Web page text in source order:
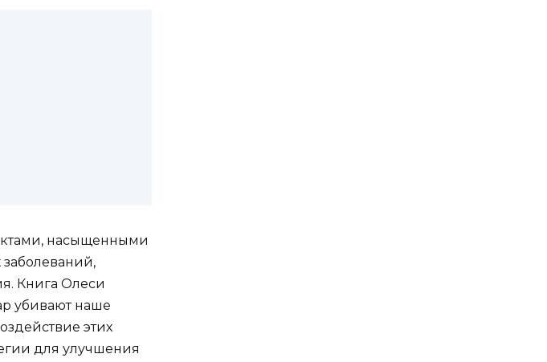
насыщенными
Книга Олеси
убивают наше
этих
для улучшения